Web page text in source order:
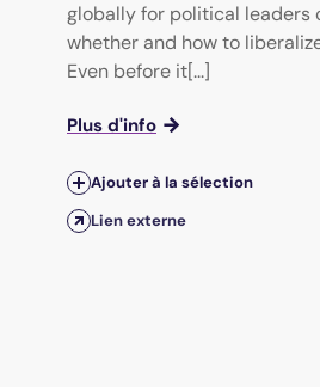
globally for political leaders
whether and how to
Even before it[...]
Plus d'info
Ajouter à la sélection
Lien externe